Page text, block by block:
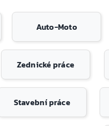
Auto-Moto
Zednické práce
Stavební práce